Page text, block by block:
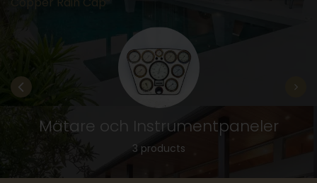
Mätare och Instrumentpaneler
3 products